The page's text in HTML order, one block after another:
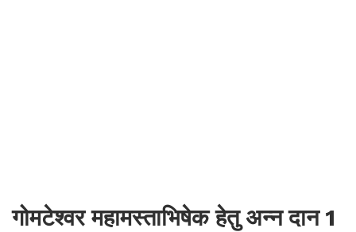
गोमटेश्वर महामस्ताभिषेक हेतु अन्न दान 1